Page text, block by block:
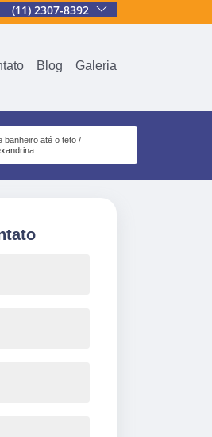
(11) 2307-8392
Blog Galeria
banheiro até o teto